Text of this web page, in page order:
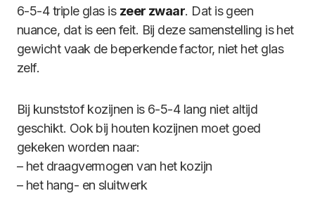
6-5-4 triple glas is zeer zwaar. Dat is geen
nuance, dat is een feit. Bij deze samenstelling is het
gewicht vaak de beperkende factor, niet het glas
zelf.
Bij kunststof kozijnen is 6-5-4 lang niet altijd
geschikt. Ook bij houten kozijnen moet goed
gekeken worden naar:
– het draagvermogen van het kozijn
– het hang- en sluitwerk